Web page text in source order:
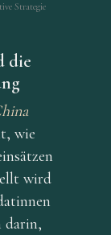
Strategie
die
wie
wird
darin,